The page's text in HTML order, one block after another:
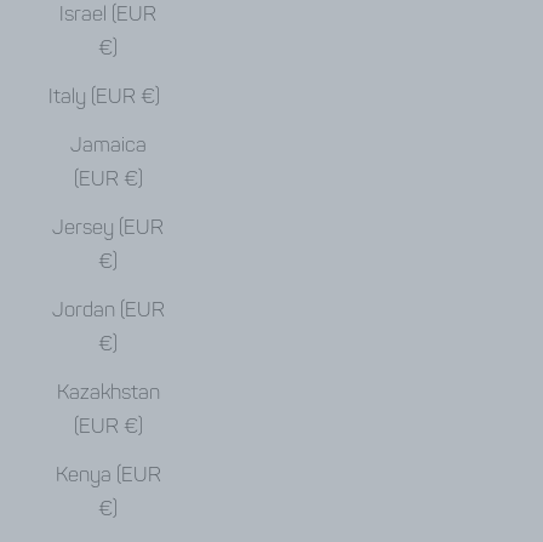
Israel (EUR
€)
Italy (EUR €)
Jamaica
(EUR €)
Jersey (EUR
€)
Jordan (EUR
€)
Kazakhstan
(EUR €)
Kenya (EUR
€)